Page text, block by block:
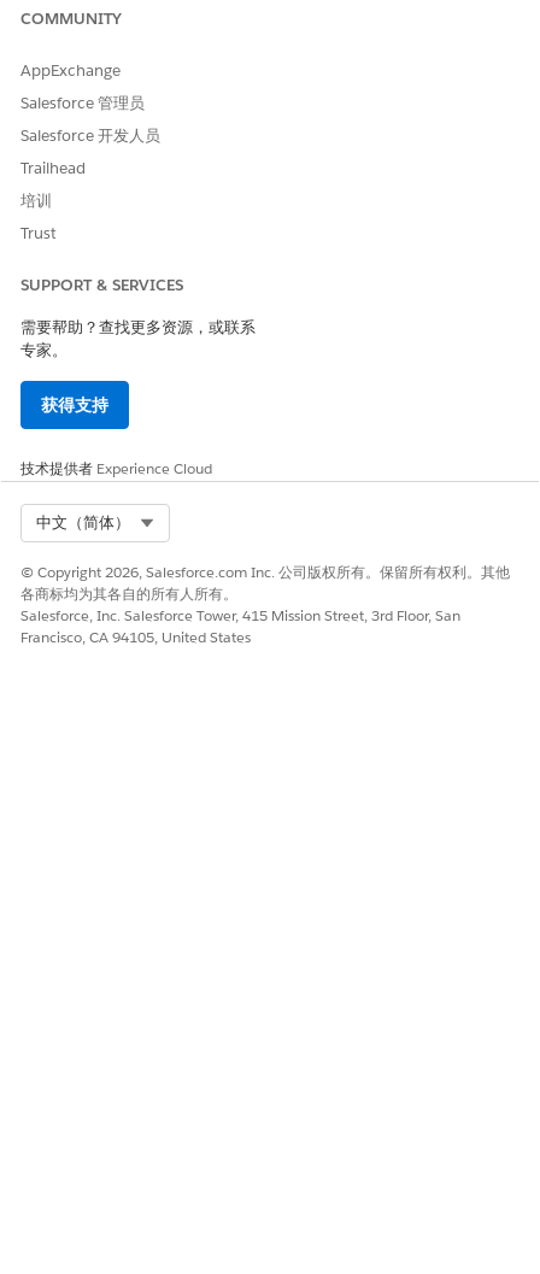
已拒绝
已计划
已完成
已结束 - 无预约
将这些精确值添加到临床服务请求状态原因选项列表中。
无规则匹配
准备事先授权
验证“使用 BRE 规则更新 CSR 状态”流是否处于活动状态。如果
您在复制时更改了表达式集或决策表的名称，请在流的“调用事
先授权决策表”元素中更新它们的值。
另请参阅：
Salesforce 帮助：添加或编辑选项列表值
本文章是否解决您的问题？
请与我们共享您的想法，以便我们进行改进！
COMMUNITY
AppExchange
Salesforce 管理员
Salesforce 开发人员
Trailhead
培训
Trust
SUPPORT & SERVICES
需要帮助？查找更多资源，或联系
专家。
获得支持
技术提供者 Experience Cloud
中文（简体）
© Copyright 2026, Salesforce.com Inc. 公司版权所有。保留所有权利。其他
各商标均为其各自的所有人所有。
Salesforce, Inc. Salesforce Tower, 415 Mission Street, 3rd Floor, San
Francisco, CA 94105, United States